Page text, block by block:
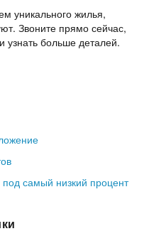
уникального жилья,
Звоните прямо сейчас,
узнать больше деталей.
самый низкий процент